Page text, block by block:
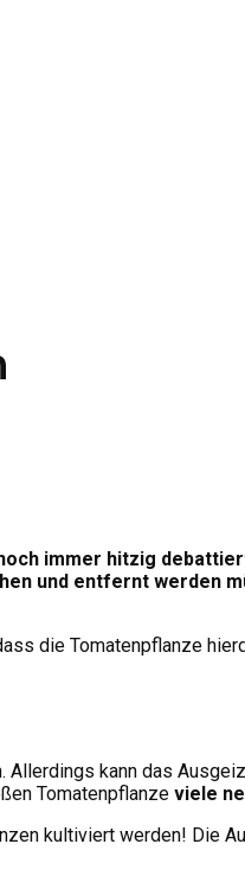
immer hitzig
und entfernt werden
die Tomatenpflanze
kann das
Tomatenpflanze viele
kultiviert werden! Die